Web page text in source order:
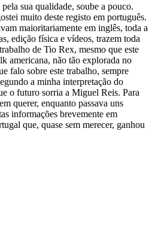
sua qualidade, soube a pouco.
muito deste registo em português.
maioritariamente em inglês, toda a
edição física e vídeos, trazem toda
de Tio Rex, mesmo que este
americana, não tão explorada no
falo sobre este trabalho, sempre
a minha interpretação do
o futuro sorria a Miguel Reis. Para
querer, enquanto passava uns
informações brevemente em
que, quase sem merecer, ganhou